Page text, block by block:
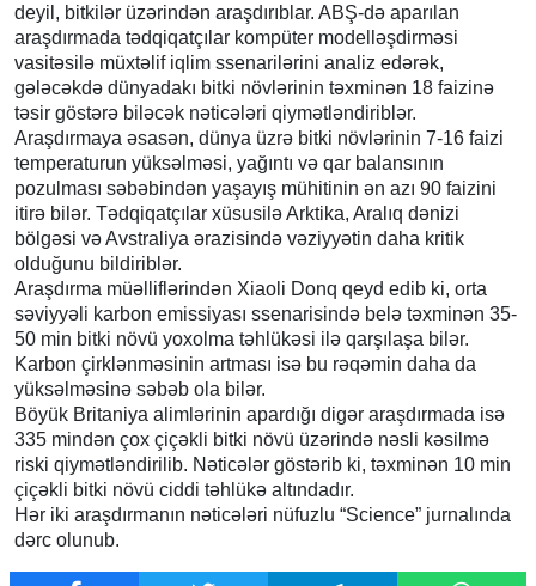
deyil, bitkilər üzərindən araşdırıblar. ABŞ-də aparılan
araşdırmada tədqiqatçılar kompüter modelləşdirməsi
vasitəsilə müxtəlif iqlim ssenarilərini analiz edərək,
gələcəkdə dünyadakı bitki növlərinin təxminən 18 faizinə
təsir göstərə biləcək nəticələri qiymətləndiriblər.
Araşdırmaya əsasən, dünya üzrə bitki növlərinin 7-16 faizi
temperaturun yüksəlməsi, yağıntı və qar balansının
pozulması səbəbindən yaşayış mühitinin ən azı 90 faizini
itirə bilər. Tədqiqatçılar xüsusilə Arktika, Aralıq dənizi
bölgəsi və Avstraliya ərazisində vəziyyətin daha kritik
olduğunu bildiriblər.
Araşdırma müəlliflərindən Xiaoli Donq qeyd edib ki, orta
səviyyəli karbon emissiyası ssenarisində belə təxminən 35-
50 min bitki növü yoxolma təhlükəsi ilə qarşılaşa bilər.
Karbon çirklənməsinin artması isə bu rəqəmin daha da
yüksəlməsinə səbəb ola bilər.
Böyük Britaniya alimlərinin apardığı digər araşdırmada isə
335 mindən çox çiçəkli bitki növü üzərində nəsli kəsilmə
riski qiymətləndirilib. Nəticələr göstərib ki, təxminən 10 min
çiçəkli bitki növü ciddi təhlükə altındadır.
Hər iki araşdırmanın nəticələri nüfuzlu “Science” jurnalında
dərc olunub.